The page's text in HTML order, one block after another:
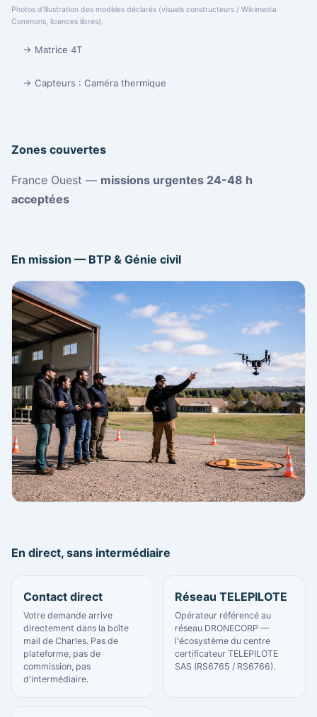
Photos d'illustration des modèles déclarés (visuels constructeurs / Wikimedia
Commons, licences libres).
→ Matrice 4T
→ Capteurs : Caméra thermique
Zones couvertes
France Ouest — missions urgentes 24-48 h
acceptées
En mission — BTP & Génie civil
En direct, sans intermédiaire
Contact direct
Votre demande arrive
directement dans la boîte
mail de Charles. Pas de
plateforme, pas de
commission, pas
d'intermédiaire.
Réseau TELEPILOTE
Opérateur référencé au
réseau DRONECORP —
l'écosystème du centre
certificateur TELEPILOTE
SAS (RS6765 / RS6766).